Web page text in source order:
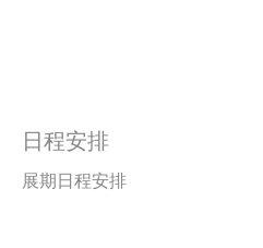
日程安排
展期日程安排